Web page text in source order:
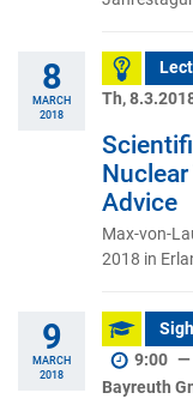
8
MARCH
2018
Th,
Advice
Max-von-
2018 in
9
MARCH
2018
9:00 —
Bayreuth